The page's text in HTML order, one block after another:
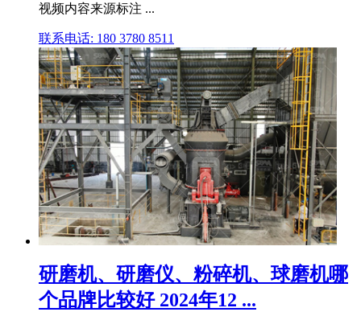
视频内容来源标注 ...
联系电话: 180 3780 8511
研磨机、研磨仪、粉碎机、球磨机哪
个品牌比较好 2024年12 ...